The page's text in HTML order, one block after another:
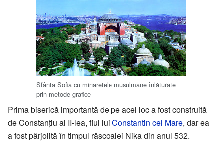
Sfânta Sofia cu minaretele musulmane înlăturate
prin metode grafice
Prima biserică importantă de pe acel loc a fost construită
de Constanţiu al II-lea, fiul lui Constantin cel Mare, dar ea
a fost pârjolită în timpul răscoalei Nika din anul 532.